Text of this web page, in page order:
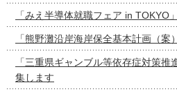
「みえ半導体就職フェア in TOKYO
「熊野灘沿岸海岸保全基本計画（
「三重県ギャンブル等依存症対策
集します